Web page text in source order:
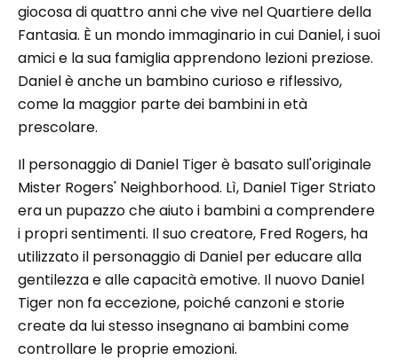
giocosa di quattro anni che vive nel Quartiere della
Fantasia. È un mondo immaginario in cui Daniel, i suoi
amici e la sua famiglia apprendono lezioni preziose.
Daniel è anche un bambino curioso e riflessivo,
come la maggior parte dei bambini in età
prescolare.
Il personaggio di Daniel Tiger è basato sull'originale
Mister Rogers' Neighborhood. Lì, Daniel Tiger Striato
era un pupazzo che aiuto i bambini a comprendere
i propri sentimenti. Il suo creatore, Fred Rogers, ha
utilizzato il personaggio di Daniel per educare alla
gentilezza e alle capacità emotive. Il nuovo Daniel
Tiger non fa eccezione, poiché canzoni e storie
create da lui stesso insegnano ai bambini come
controllare le proprie emozioni.